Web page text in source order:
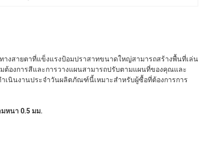
งสายตาที่แข็งแรงป้อมปราสาทขนาดใหญ่สามารถสร้างพื้นที่เล่น
องการสีและการวางแผนสามารถปรับตามแผนที่ของคุณและ
เนินงานประจําวันผลิตภัณฑ์นี้เหมาะสําหรับผู้ซื้อที่ต้องการการ
หนา 0.5 มม.